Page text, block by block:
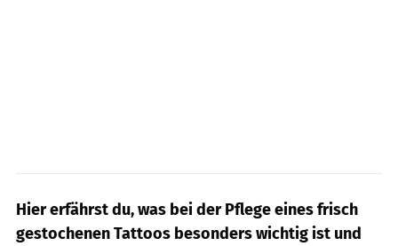
Hier erfährst du, was bei der Pflege eines frisch
gestochenen Tattoos besonders wichtig ist und